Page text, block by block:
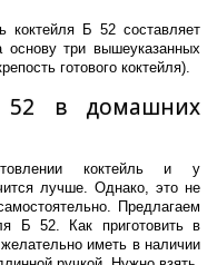
коктейля Б 52 составляет
основу три вышеуказанных
готового коктейля).
52 в домашних
коктейль и у
лучше. Однако, это не
Предлагаем
Б 52. Как приготовить в
иметь в наличии